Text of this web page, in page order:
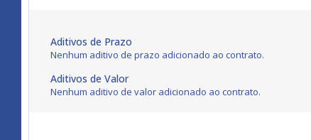
Aditivos de Prazo
Nenhum aditivo de prazo adicionado ao contrato.
Aditivos de Valor
Nenhum aditivo de valor adicionado ao contrato.